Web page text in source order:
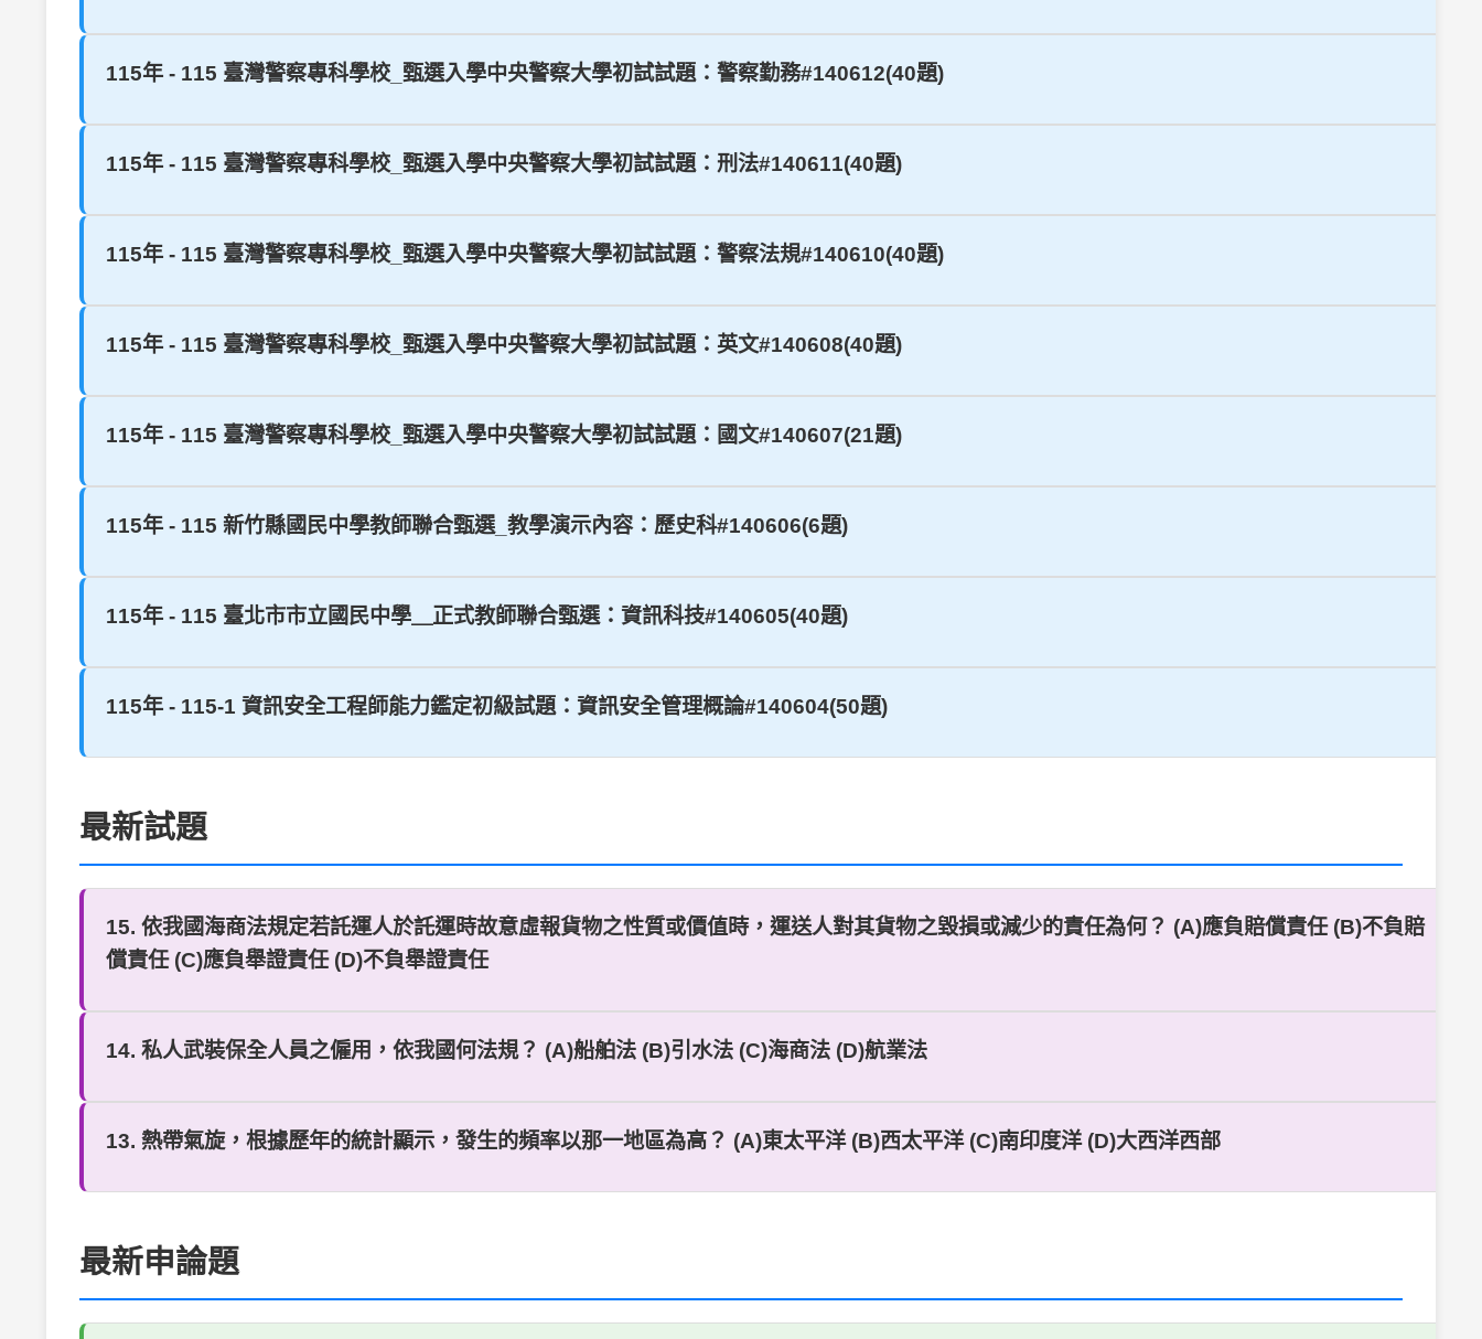
115年 - 115 臺灣警察專科學校_甄選入學中央警察大學初試試題：警察勤務#140612(40題)
115年 - 115 臺灣警察專科學校_甄選入學中央警察大學初試試題：刑法#140611(40題)
115年 - 115 臺灣警察專科學校_甄選入學中央警察大學初試試題：警察法規#140610(40題)
115年 - 115 臺灣警察專科學校_甄選入學中央警察大學初試試題：英文#140608(40題)
115年 - 115 臺灣警察專科學校_甄選入學中央警察大學初試試題：國文#140607(21題)
115年 - 115 新竹縣國民中學教師聯合甄選_教學演示內容：歷史科#140606(6題)
115年 - 115 臺北市市立國民中學＿正式教師聯合甄選：資訊科技#140605(40題)
115年 - 115-1 資訊安全工程師能力鑑定初級試題：資訊安全管理概論#140604(50題)
最新試題
15. 依我國海商法規定若託運人於託運時故意虛報貨物之性質或價值時，運送人對其貨物之毀損或減少的責任為何？ (A)應負賠償責任 (B)不負賠
償責任 (C)應負舉證責任 (D)不負舉證責任
14. 私人武裝保全人員之僱用，依我國何法規？ (A)船舶法 (B)引水法 (C)海商法 (D)航業法
13. 熱帶氣旋，根據歷年的統計顯示，發生的頻率以那一地區為高？ (A)東太平洋 (B)西太平洋 (C)南印度洋 (D)大西洋西部
最新申論題